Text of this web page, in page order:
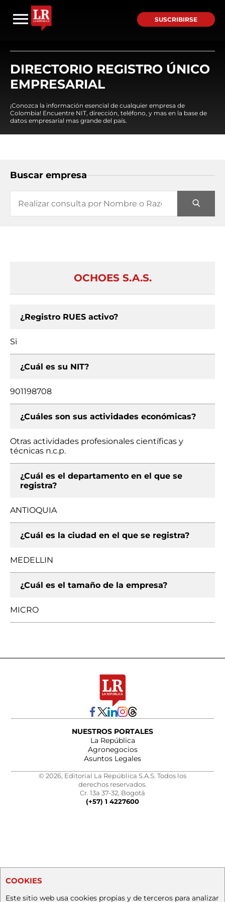
SUSCRIBIRSE
DIRECTORIO REGISTRO ÚNICO
EMPRESARIAL
¡Conozca la información esencial de cualquier empresa de
Colombia! Encuentre NIT, dirección, teléfono, y mas en la base de
datos empresarial mas grande del país.
Buscar empresa
OCHOES S.A.S.
¿Registro RUES activo?
Si
¿Cuál es su NIT?
901198708
¿Cuáles son sus actividades económicas?
Otras actividades profesionales científicas y
técnicas n.c.p.
¿Cuál es el departamento en el que se
registra?
ANTIOQUIA
¿Cuál es la ciudad en el que se registra?
MEDELLIN
¿Cuál es el tamaño de la empresa?
MICRO
NUESTROS PORTALES
La República
Agronegocios
Asuntos Legales
© 2026, Editorial La República S.A.S. Todos los
derechos reservados.
Cr. 13a 37-32, Bogotá
(+57) 1 4227600
COOKIES
Este sitio web usa cookies propias y de terceros para analizar